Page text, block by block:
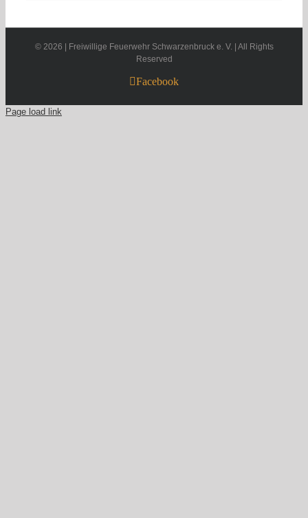
© 2026 | Freiwillige Feuerwehr Schwarzenbruck e. V. | All Rights
Reserved
Facebook
Page load link